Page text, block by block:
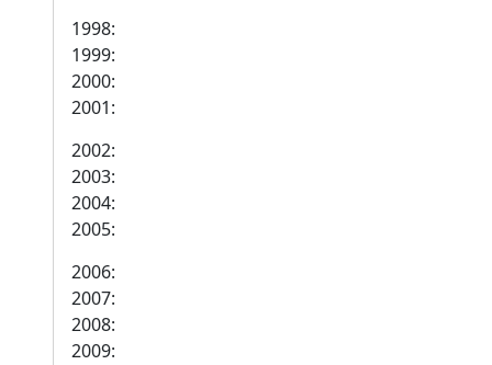
1998:
1999:
2000:
2001:
2002:
2003:
2004:
2005:
2006:
2007:
2008:
2009: